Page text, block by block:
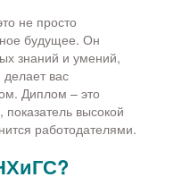
не просто
будущее. Он
знаний и умений,
вас
Диплом – это
высокой
работодателями.